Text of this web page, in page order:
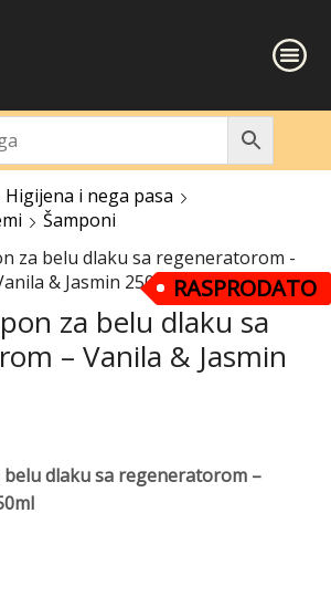
Higijena i nega pasa
Šamponi
RASPRODATO
za belu dlaku sa
– Vanila & Jasmin
belu dlaku sa regeneratorom –